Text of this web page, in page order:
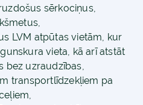
sērkociņus,
LVM atpūtas vietām, kur
vieta, kā arī atstāt
bez uzraudzības,
transportlīdzekļiem pa